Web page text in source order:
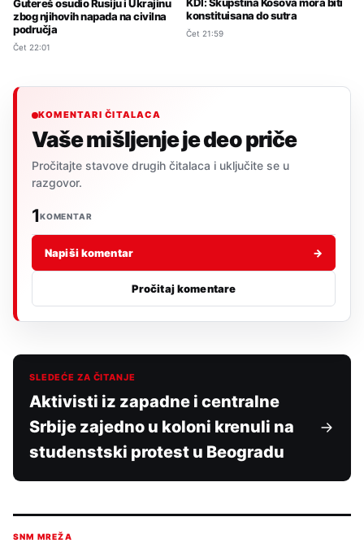
Gutereš osudio Rusiju i Ukrajinu
zbog njihovih napada na civilna
područja
Čet 22:01
KDI: Skupština Kosova mora biti
konstituisana do sutra
Čet 21:59
KOMENTARI ČITALACA
Vaše mišljenje je deo priče
Pročitajte stavove drugih čitalaca i uključite se u
razgovor.
1KOMENTAR
Napiši komentar →
Pročitaj komentare
SLEDEĆE ZA ČITANJE
Aktivisti iz zapadne i centralne
Srbije zajedno u koloni krenuli na
studenstski protest u Beogradu
SNM MREŽA